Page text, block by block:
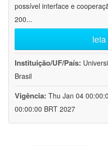
possível interface e
200...
Instituição/UF/País:
Brasil
Vigência: Thu Jan 04
00:00:00 BRT 2027